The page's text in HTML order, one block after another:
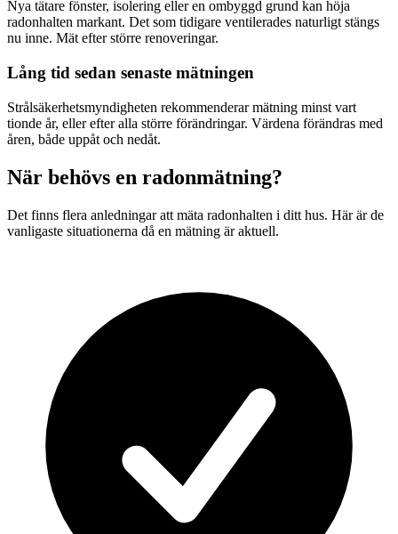
Nya tätare fönster, isolering eller en ombyggd grund kan höja
radonhalten markant. Det som tidigare ventilerades naturligt stängs
nu inne. Mät efter större renoveringar.
Lång tid sedan senaste mätningen
Strålsäkerhetsmyndigheten rekommenderar mätning minst vart
tionde år, eller efter alla större förändringar. Värdena förändras med
åren, både uppåt och nedåt.
När behövs en radonmätning?
Det finns flera anledningar att mäta radonhalten i ditt hus. Här är de
vanligaste situationerna då en mätning är aktuell.